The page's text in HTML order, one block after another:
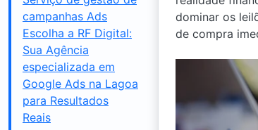
campanhas Ads
Escolha a RF Digital:
Sua Agência
especializada em
Google Ads na Lagoa
para Resultados
Reais
dominar os
de compra